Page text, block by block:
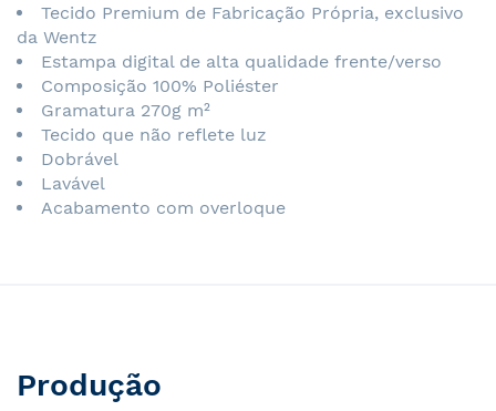
Tecido Premium de Fabricação Própria, exclusivo
da Wentz
Estampa digital de alta qualidade frente/verso
Composição 100% Poliéster
Gramatura 270g m²
Tecido que não reflete luz
Dobrável
Lavável
Acabamento com overloque
Produção